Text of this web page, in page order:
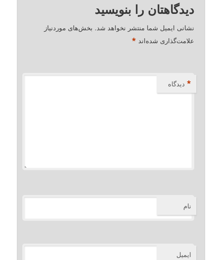
دیدگاهتان را بنویسید
نشانی ایمیل شما منتشر نخواهد شد. بخش‌های موردنیاز
علامت‌گذاری شده‌اند *
دیدگاه *
نام
ایمیل